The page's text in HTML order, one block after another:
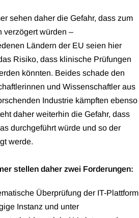
sehen daher die Gefahr, dass zum
verzögert würden –
Ländern der EU seien hier
Risiko, dass klinische Prüfungen
könnten. Beides schade den
und Wissenschaftler aus
Industrie kämpften ebenso
daher weiterhin die Gefahr, dass
durchgeführt würde und so der
werde.
stellen daher zwei Forderungen:
Überprüfung der IT-Plattform
Instanz und unter